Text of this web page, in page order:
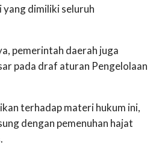
dimiliki seluruh
pemerintah daerah juga
pada draf aturan Pengelolaan
terhadap materi hukum ini,
dengan pemenuhan hajat